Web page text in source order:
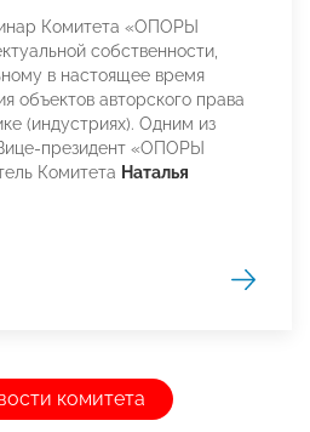
Комитета «ОПОРЫ
собственности,
в настоящее время
объектов авторского права
(индустриях). Одним из
президент «ОПОРЫ
Комитета Наталья
комитета